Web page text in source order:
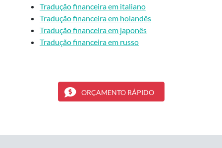
Tradução financeira em italiano
Tradução financeira em holandês
Tradução financeira em japonês
Tradução financeira em russo
ORÇAMENTO RÁPIDO